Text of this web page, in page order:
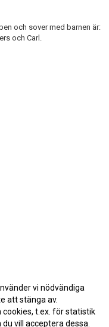
och sover med barnen är:
och Carl.
vi nödvändiga
att stänga av.
cookies, t.ex. för statistik
vill acceptera dessa.